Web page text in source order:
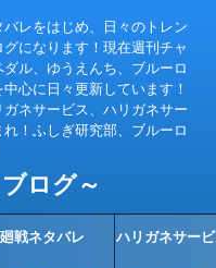
レをはじめ、日々のトレン
になります！現在週刊チャ
ル、ゆうえんち、ブルーロ
心に日々更新しています！
ネサービス、ハリガネサー
！ふしぎ研究部、ブルーロ
ログ～
戦ネタバレ ハリガネサー